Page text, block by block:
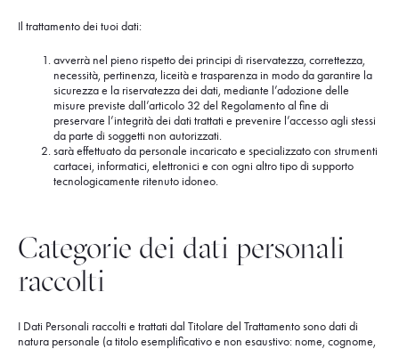
Il trattamento dei tuoi dati:
avverrà nel pieno rispetto dei principi di riservatezza, correttezza,
necessità, pertinenza, liceità e trasparenza in modo da garantire la
sicurezza e la riservatezza dei dati, mediante l’adozione delle
misure previste dall’articolo 32 del Regolamento al fine di
preservare l’integrità dei dati trattati e prevenire l’accesso agli stessi
da parte di soggetti non autorizzati.
sarà effettuato da personale incaricato e specializzato con strumenti
cartacei, informatici, elettronici e con ogni altro tipo di supporto
tecnologicamente ritenuto idoneo.
Categorie dei dati personali
raccolti
I Dati Personali raccolti e trattati dal Titolare del Trattamento sono dati di
natura personale (a titolo esemplificativo e non esaustivo: nome, cognome,